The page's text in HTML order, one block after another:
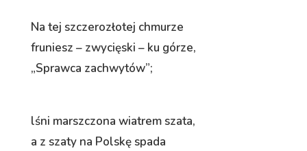
Na tej szczerozłotej chmurze
fruniesz – zwycięski – ku górze,
„Sprawca zachwytów”;
lśni marszczona wiatrem szata,
a z szaty na Polskę spada